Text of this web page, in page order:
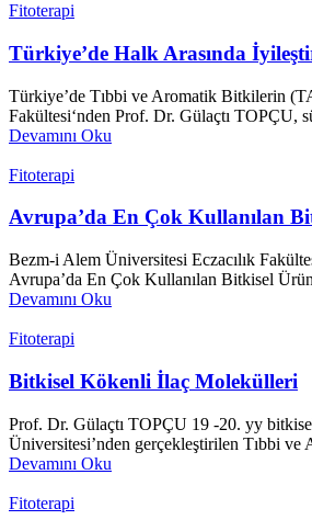
Fitoterapi
Türkiye’de Halk Arasında
Türkiye’de Tıbbi ve Aromatik Bitkilerin
Fakültesi‘nden Prof. Dr. Gülaçtı TOPÇU,
Devamını Oku
Fitoterapi
Avrupa’da En Çok Kullanılan
Bezm-i Alem Üniversitesi Eczacılık
Avrupa’da En Çok Kullanılan Bitkisel
Devamını Oku
Fitoterapi
Bitkisel Kökenli İlaç Molekülleri
Prof. Dr. Gülaçtı TOPÇU 19 -20. yy
Üniversitesi’nden gerçekleştirilen Tıbbi ve
Devamını Oku
Fitoterapi